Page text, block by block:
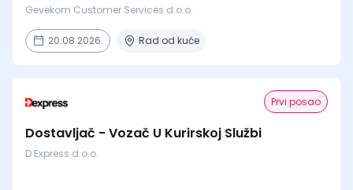
Gevekom Customer Services d.o.o.
20.08.2026. Rad od kuće
Prvi posao
Dostavljač - Vozač U Kurirskoj Službi
D Express d.o.o.